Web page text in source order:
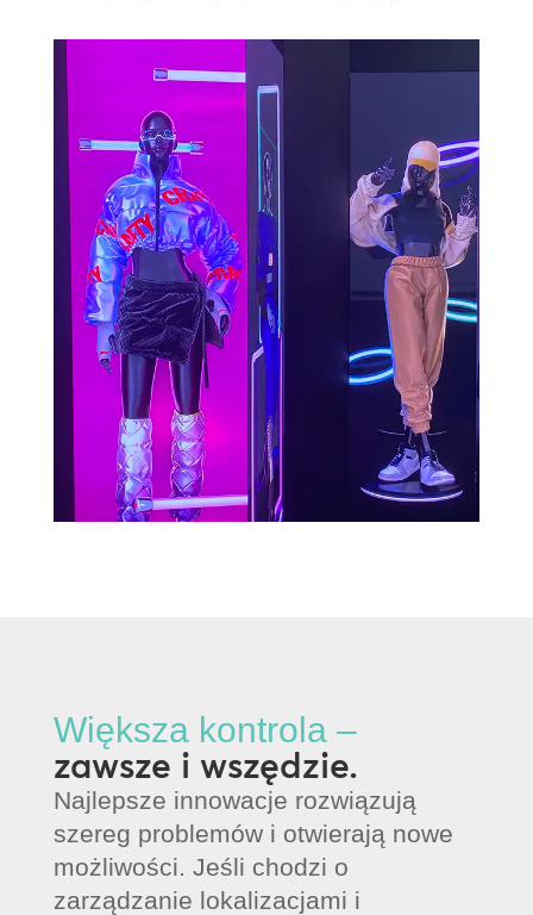
Większa kontrola –
zawsze i wszędzie.
Najlepsze innowacje rozwiązują
szereg problemów i otwierają nowe
możliwości. Jeśli chodzi o
zarządzanie lokalizacjami i